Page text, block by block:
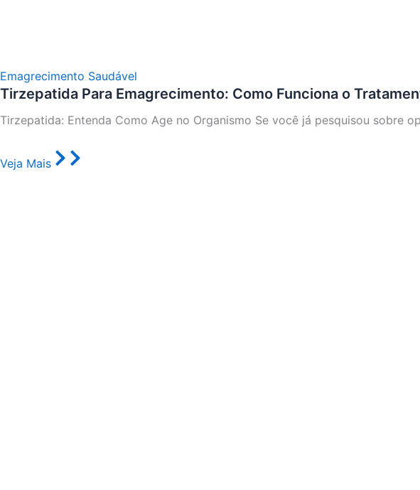
Emagrecimento Saudável
Tirzepatida Para Emagrecimento: Como Funciona o
Tirzepatida: Entenda Como Age no Organismo Se você já pesquisou sobre
Veja Mais